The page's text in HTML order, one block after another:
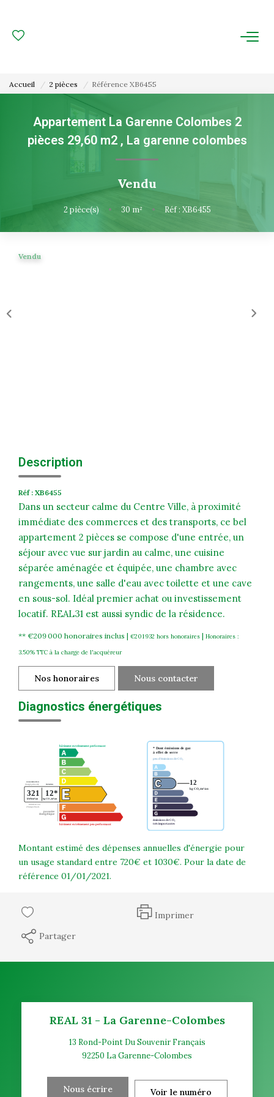
FAIRE GÉRER
Gestion Locative
Gestion De Copropriété
NOUS CONNAITRE
Extranet Syndic Et Gestion Locative
Accueil 2 pièces Référence XB6455
Appartement La Garenne Colombes 2
pièces 29,60 m2 , La garenne colombes
Vendu
2 pièce(s) • 30 m² • Réf : XB6455
Vendu
Description
Réf : XB6455
Dans un secteur calme du Centre Ville, à proximité
immédiate des commerces et des transports, ce bel
appartement 2 pièces se compose d'une entrée, un
séjour avec vue sur jardin au calme, une cuisine
séparée aménagée et équipée, une chambre avec
rangements, une salle d'eau avec toilette et une cave
en sous-sol. Idéal premier achat ou investissement
locatif. REAL31 est aussi syndic de la résidence.
** €209 000 honoraires inclus | €201 932 hors honoraires | Honoraires :
3.50% TTC à la charge de l'acquéreur
Nos honoraires Nous contacter
Diagnostics énergétiques
Montant estimé des dépenses annuelles d'énergie pour
un usage standard entre 720€ et 1030€. Pour la date de
référence 01/01/2021.
Imprimer
Partager
REAL 31 - La Garenne-Colombes
13 Rond-Point Du Souvenir Français
92250 La Garenne-Colombes
Nous écrire Voir le numéro